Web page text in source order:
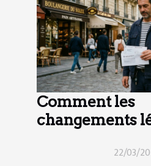
Comment les
changements
minimum en22/03/